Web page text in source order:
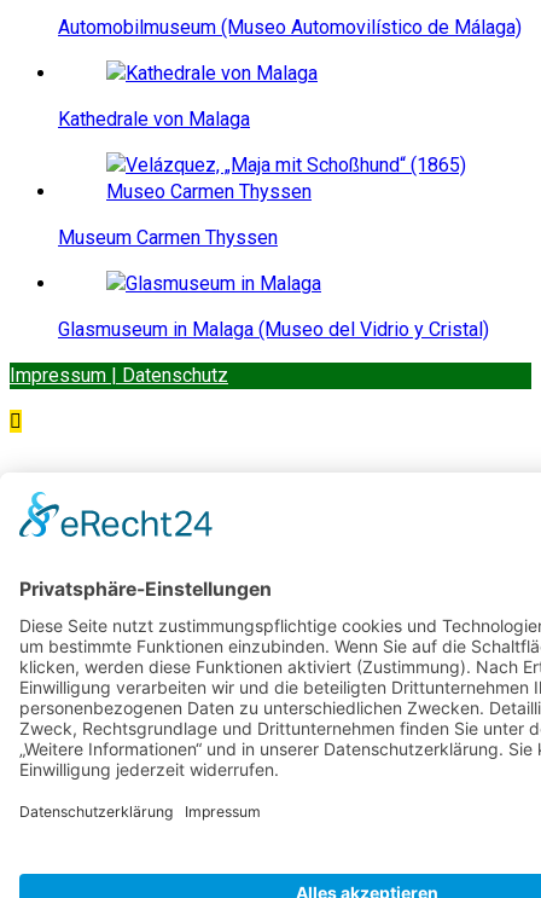
Automobilmuseum (Museo Automovilístico de Málaga)
Kathedrale von Malaga
Museum Carmen Thyssen
Glasmuseum in Malaga (Museo del Vidrio y Cristal)
Impressum | Datenschutz